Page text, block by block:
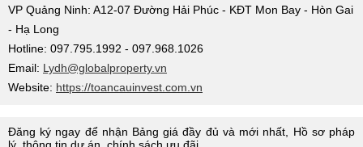
VP Quảng Ninh: A12-07 Đường Hải Phúc - KĐT Mon Bay - Hòn Gai
- Hạ Long
Hotline: 097.795.1992 - 097.968.1026
Email: Lydh@globalproperty.vn
Website: https://toancauinvest.com.vn
Đăng ký ngay để nhận Bảng giá đầy đủ và mới nhất, Hồ sơ pháp